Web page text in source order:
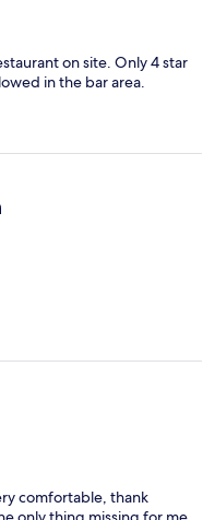
on site. Only 4 star
in the bar area.
comfortable, thank